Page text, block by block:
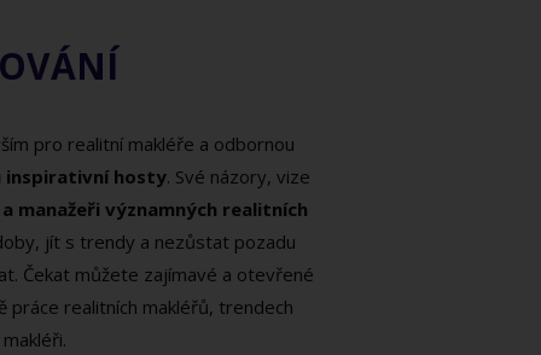
pro realitní makléře a odbornou
inspirativní hosty. Své názory, vize
manažeři významných realitních
jít s trendy a nezůstat pozadu
Čekat můžete zajímavé a otevřené
realitních makléřů, trendech